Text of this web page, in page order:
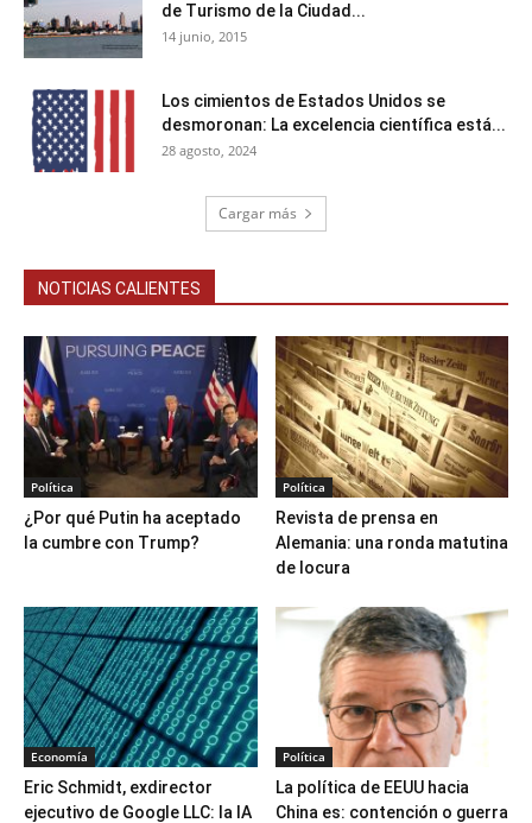
de Turismo de la Ciudad...
14 junio, 2015
Los cimientos de Estados Unidos se
desmoronan: La excelencia científica está...
28 agosto, 2024
Cargar más
NOTICIAS CALIENTES
Política
¿Por qué Putin ha aceptado
la cumbre con Trump?
Política
Revista de prensa en
Alemania: una ronda matutina
de locura
Economía
Eric Schmidt, exdirector
ejecutivo de Google LLC: la IA
Política
La política de EEUU hacia
China es: contención o guerra